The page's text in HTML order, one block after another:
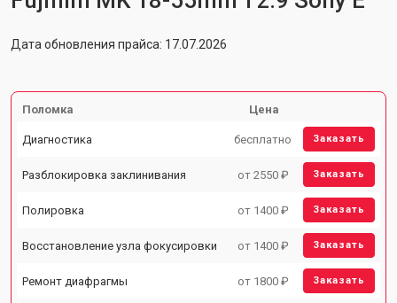
Дата обновления прайса: 17.07.2026
Поломка Цена
Диагностика бесплатно Заказать
Разблокировка заклинивания от 2550 ₽ Заказать
Полировка от 1400 ₽ Заказать
Восстановление узла фокусировки от 1400 ₽ Заказать
Ремонт диафрагмы от 1800 ₽ Заказать